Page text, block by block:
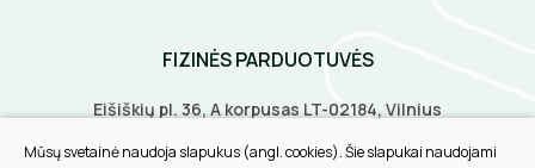
FIZINĖS PARDUOTUVĖS
Eišiškių pl. 36, A korpusas LT-02184, Vilnius
Biruliškių g. 8, LT-52168, Kaunas
Mūsų svetainė naudoja slapukus (angl. cookies). Šie slapukai naudojami